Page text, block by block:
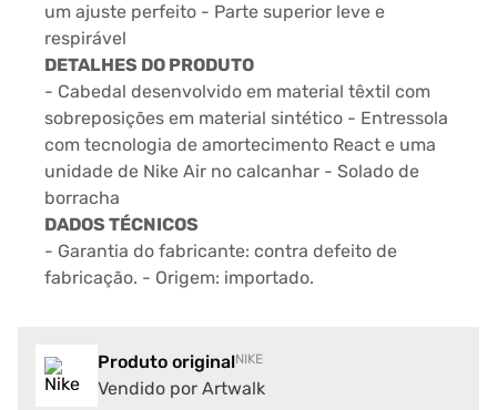
um ajuste perfeito - Parte superior leve e
respirável
DETALHES DO PRODUTO
- Cabedal desenvolvido em material têxtil com
sobreposições em material sintético - Entressola
com tecnologia de amortecimento React e uma
unidade de Nike Air no calcanhar - Solado de
borracha
DADOS TÉCNICOS
- Garantia do fabricante: contra defeito de
fabricação. - Origem: importado.
Produto originalNIKE
Vendido por Artwalk